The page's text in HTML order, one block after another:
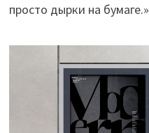
просто дырки на бумаге.»